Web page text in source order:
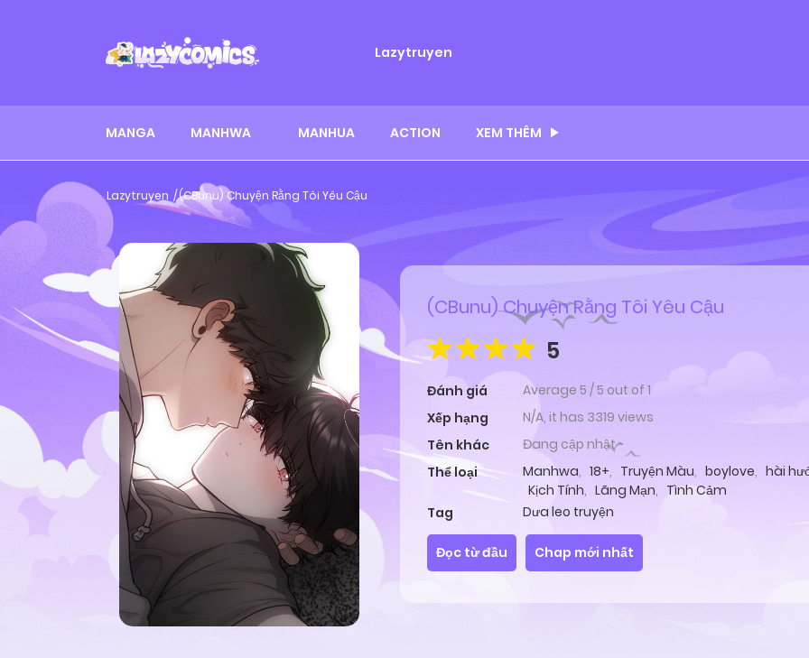
Lazytruyen
MANGA MANHWA MANHUA ACTION XEM THÊM
Lazytruyen (CBunu) Chuyện Rằng Tôi Yêu Cậu
(CBunu) Chuyện Rằng Tôi Yêu Cậu
5
Đánh giá Average 5 /5 out of 1
Xếp hạng
N/A, it has 3319 views
Tên khác
Đang cập nhật
Thể loại
Manhwa, 18+, Truyện Màu, boylove, hài
Kịch Tính, Lãng Mạn, Tình Cảm
Tag
Dưa leo truyện
Đọc từ đầu Chap mới nhất